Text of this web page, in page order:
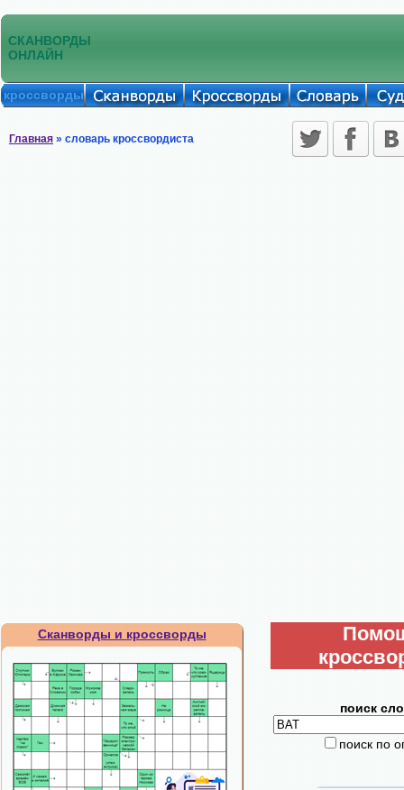
СКАНВОРДЫ
ОНЛАЙН
кроссворды
Главная » словарь кроссвордиста
Сканворды и кроссворды
поиск
поиск по